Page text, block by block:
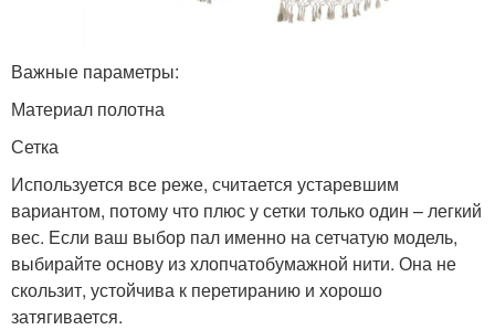
Важные параметры:
Материал полотна
Сетка
Используется все реже, считается устаревшим
вариантом, потому что плюс у сетки только один – легкий
вес. Если ваш выбор пал именно на сетчатую модель,
выбирайте основу из хлопчатобумажной нити. Она не
скользит, устойчива к перетиранию и хорошо
затягивается.